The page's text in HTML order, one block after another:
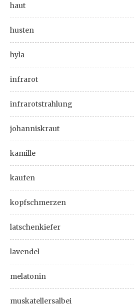
haut
husten
hyla
infrarot
infrarotstrahlung
johanniskraut
kamille
kaufen
kopfschmerzen
latschenkiefer
lavendel
melatonin
muskatellersalbei